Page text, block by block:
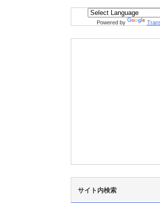
Powered by
サイト内検索